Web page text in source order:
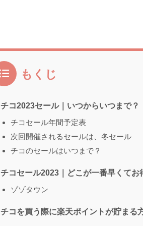
もくじ
チコ2023セール｜いつからいつまで？
チコセール年間予定表
次回開催されるセールは、冬セール
チコのセールはいつまで？
チコセール2023｜どこが一番早くてお
ゾゾタウン
チコを買う際に楽天ポイントが貯まる